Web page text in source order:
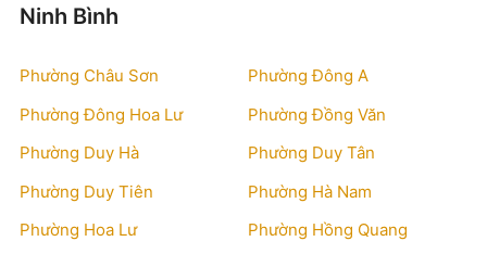
Ninh Bình
Phường Châu Sơn
Phường Đông A
Phường Đông Hoa Lư
Phường Đồng Văn
Phường Duy Hà
Phường Duy Tân
Phường Duy Tiên
Phường Hà Nam
Phường Hoa Lư
Phường Hồng Quang